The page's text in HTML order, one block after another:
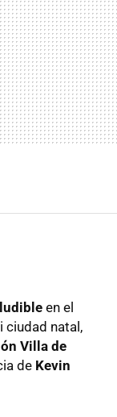
en el
ciudad natal,
Villa de
de Kevin